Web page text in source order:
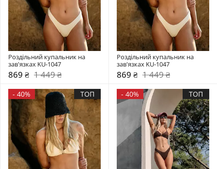
Роздільний купальник на
зав'язках KU-1047
869 ₴ 1 449 ₴
Роздільний купальник на
зав'язках KU-1047
869 ₴ 1 449 ₴
- 40% ТОП - 40% ТОП